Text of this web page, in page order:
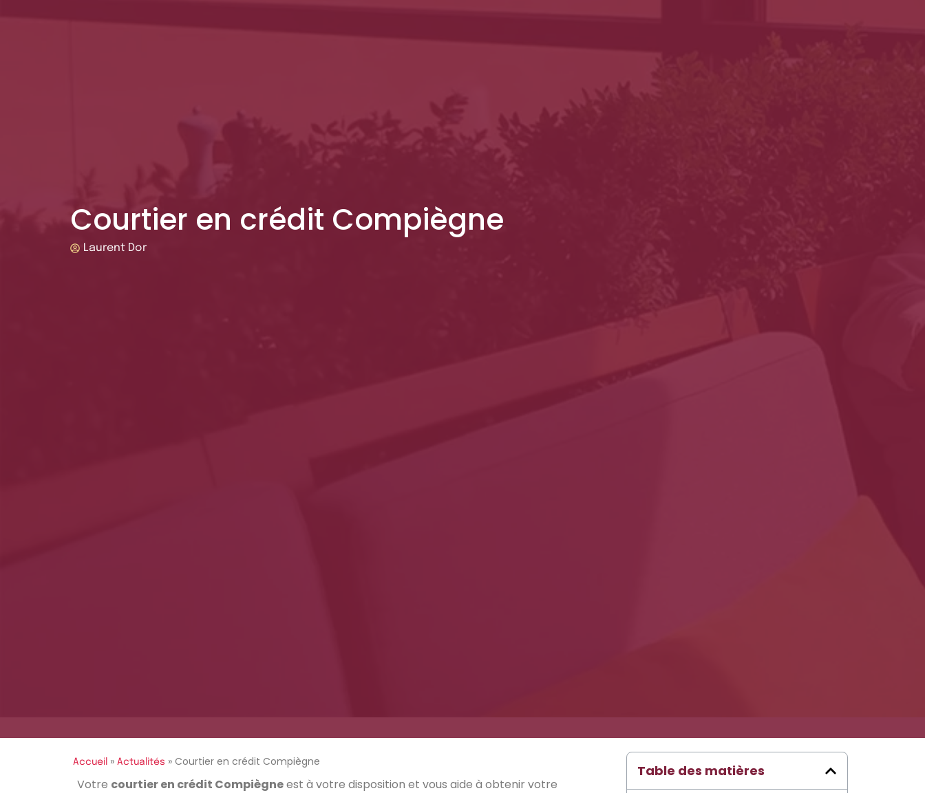
Courtier en crédit Compiègne
Laurent Dor
Accueil » Actualités » Courtier en crédit Compiègne
Votre courtier en crédit Compiègneest à votre disposition et vous aide à obtenir votre
Table des matières